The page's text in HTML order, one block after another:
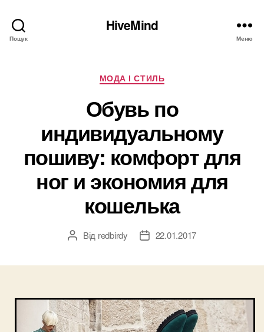
Пошук
HiveMind
Меню
Категорії
МОДА І СТИЛЬ
Обувь по
индивидуальному
пошиву: комфорт для
ног и экономия для
кошелька
Автор
Від redbirdy
Дата22.01.2017